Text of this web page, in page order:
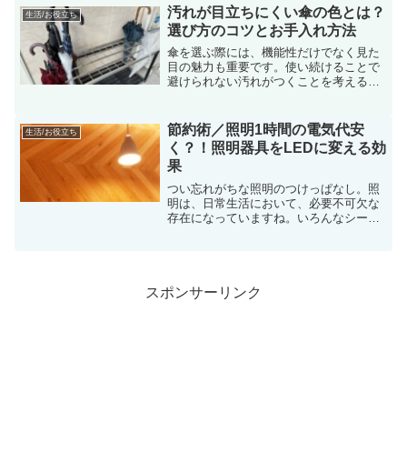
が「あ、どうも！」と先に行ってしまっ
た瞬間、歩行者妨害として...
生活/お役立ち
汚れが目立ちにくい傘の色とは？
選び方のコツとお手入れ方法
傘を選ぶ際には、機能性だけでなく見た
目の魅力も重要です。使い続けることで
避けられない汚れがつくことを考える
は、汚れにくい傘の色やその選び方につ
いて詳しく解説し、さらに適切...
生活/お役立ち
節約術／照明1時間の電気代安
く？！照明器具をLEDに変える効
果
つい忘れがちな照明のつけっぱなし。照
明は、日常生活において、必要不可欠な
存在になっていますね。いろんなシーン
スポンサーリンク